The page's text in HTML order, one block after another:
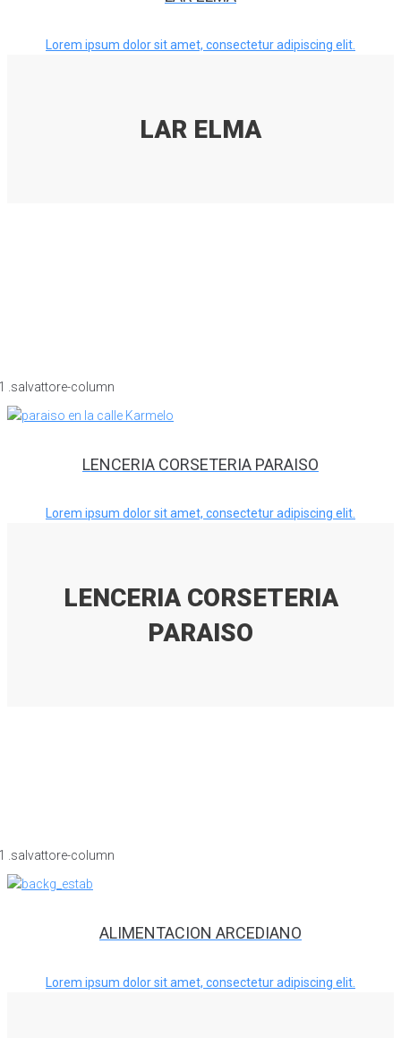
Lorem ipsum dolor sit amet, consectetur adipiscing elit.
LAR ELMA
LENCERIA CORSETERIA PARAISO
Lorem ipsum dolor sit amet, consectetur adipiscing elit.
LENCERIA CORSETERIA
PARAISO
ALIMENTACION ARCEDIANO
Lorem ipsum dolor sit amet, consectetur adipiscing elit.